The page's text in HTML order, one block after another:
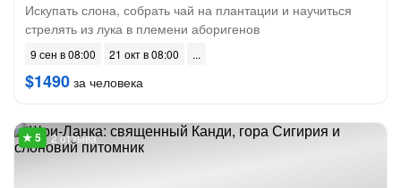
Искупать слона, собрать чай на плантации и научиться
стрелять из лука в племени аборигенов
9 сен в 08:00 21 окт в 08:00
$1490 за человека
2 отзыва